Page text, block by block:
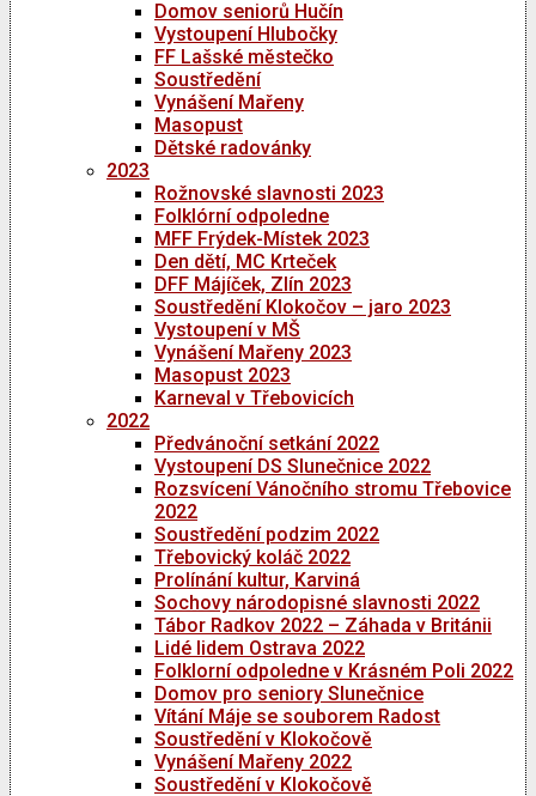
Domov seniorů Hučín
Vystoupení Hlubočky
FF Lašské městečko
Soustředění
Vynášení Mařeny
Masopust
Dětské radovánky
2023
Rožnovské slavnosti 2023
Folklórní odpoledne
MFF Frýdek-Místek 2023
Den dětí, MC Krteček
DFF Májíček, Zlín 2023
Soustředění Klokočov – jaro 2023
Vystoupení v MŠ
Vynášení Mařeny 2023
Masopust 2023
Karneval v Třebovicích
2022
Předvánoční setkání 2022
Vystoupení DS Slunečnice 2022
Rozsvícení Vánočního stromu Třebovice
2022
Soustředění podzim 2022
Třebovický koláč 2022
Prolínání kultur, Karviná
Sochovy národopisné slavnosti 2022
Tábor Radkov 2022 – Záhada v Británii
Lidé lidem Ostrava 2022
Folklorní odpoledne v Krásném Poli 2022
Domov pro seniory Slunečnice
Vítání Máje se souborem Radost
Soustředění v Klokočově
Vynášení Mařeny 2022
Soustředění v Klokočově